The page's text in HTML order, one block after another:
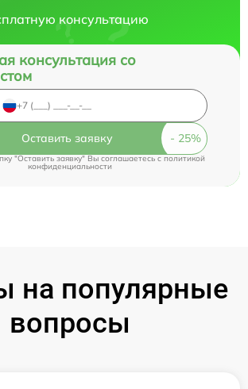
консультацию
консультация со
Оставить заявку
"Оставить заявку" Вы соглашаетесь cполитикой
конфиденциальности
на популярные
вопросы